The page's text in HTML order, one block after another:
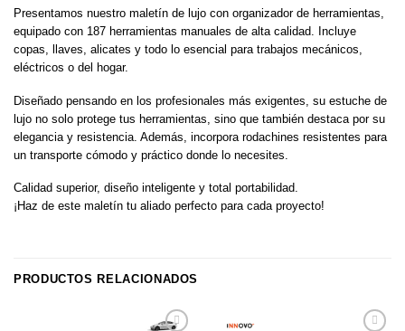
Presentamos nuestro maletín de lujo con organizador de herramientas,
equipado con 187 herramientas manuales de alta calidad. Incluye
copas, llaves, alicates y todo lo esencial para trabajos mecánicos,
eléctricos o del hogar.
Diseñado pensando en los profesionales más exigentes, su estuche de
lujo no solo protege tus herramientas, sino que también destaca por su
elegancia y resistencia. Además, incorpora rodachines resistentes para
un transporte cómodo y práctico donde lo necesites.
Calidad superior, diseño inteligente y total portabilidad.
¡Haz de este maletín tu aliado perfecto para cada proyecto!
PRODUCTOS RELACIONADOS